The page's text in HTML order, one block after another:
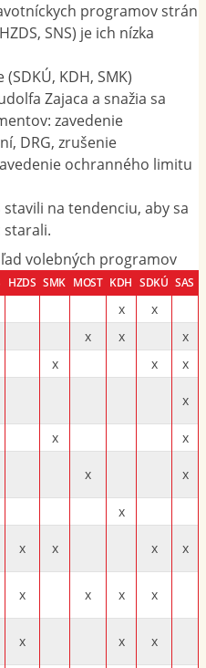
programov strán
SNS) je ich nízka
KDH, SMK)
Zajaca a snažia sa
zavedenie
DRG, zrušenie
ochranného limitu
na tendenciu, aby sa
starali.
HZDS SMK MOST KDH SDKÚ SAS
volebných programov
x
x
x x
x
x x
x
x
x
x
x x
x
x x x x
x x x x
x x x